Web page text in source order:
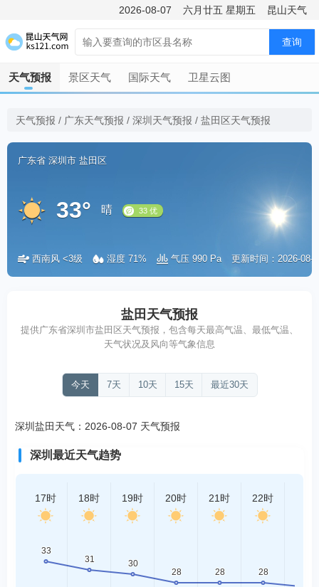
2026-08-07 六月廿五 星期五 昆山天气
查询
天气预报 景区天气 国际天气 卫星云图
天气预报 / 广东天气预报 / 深圳天气预报 / 盐田区天气预报
广东省 深圳市 盐田区
33° 晴
33 优
西南风 <3级 湿度 71% 气压 990 Pa 更新时间：2026-08-
盐田天气预报
提供广东省深圳市盐田区天气预报，包含每天最高气温、最低气温、
天气状况及风向等气象信息
今天 7天 10天 15天 最近30天
深圳盐田天气：2026-08-07 天气预报
深圳最近天气趋势
17时 18时 19时 20时 21时 22时